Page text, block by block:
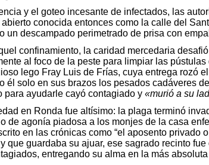
y el goteo incesante de infectados, las
conocida entonces como la calle del
un descampado perimetrado de prisa con
confinamiento, la caridad mercedaria
al foco de la peste para limpiar las
lego Fray Luis de Frías, cuya entrega rozó
él solo en sus brazos los pesados cadáveres
para ayudarle cayó contagiado y «murió a su
en Ronda fue altísimo: la plaga terminó
de agonía piadosa a los monjes de la casa
en las crónicas como “el aposento
que guardaba su ajuar, ese sagrado recinto
entregando su alma en la más